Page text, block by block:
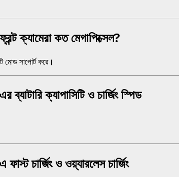
কত মেগাপিক্সেল?
মোড সাপোর্ট করে।
ক্যাপাসিটি ও চার্জিং স্পিড
ও ওয়্যারলেস চার্জিং